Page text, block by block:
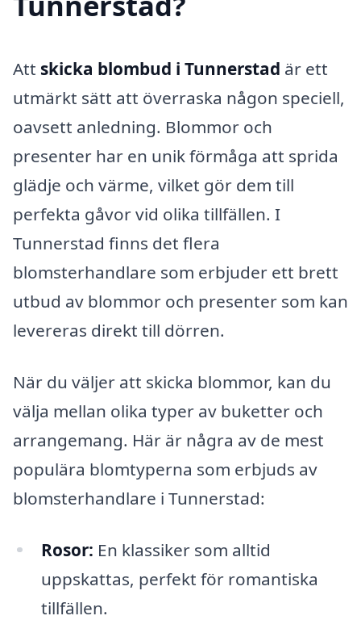
Att skicka blombud i Tunnerstad är ett
utmärkt sätt att överraska någon speciell,
oavsett anledning. Blommor och
presenter har en unik förmåga att sprida
glädje och värme, vilket gör dem till
perfekta gåvor vid olika tillfällen. I
Tunnerstad finns det flera
blomsterhandlare som erbjuder ett brett
utbud av blommor och presenter som kan
levereras direkt till dörren.
När du väljer att skicka blommor, kan du
välja mellan olika typer av buketter och
arrangemang. Här är några av de mest
populära blomtyperna som erbjuds av
blomsterhandlare i Tunnerstad:
Rosor: En klassiker som alltid
uppskattas, perfekt för romantiska
tillfällen.